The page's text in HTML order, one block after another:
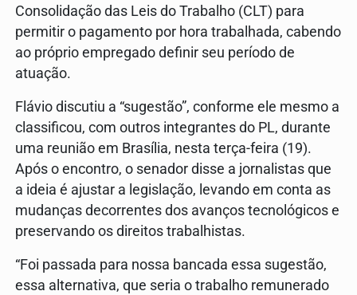
Consolidação das Leis do Trabalho (CLT) para
permitir o pagamento por hora trabalhada, cabendo
ao próprio empregado definir seu período de
atuação.
Flávio discutiu a “sugestão”, conforme ele mesmo a
classificou, com outros integrantes do PL, durante
uma reunião em Brasília, nesta terça-feira (19).
Após o encontro, o senador disse a jornalistas que
a ideia é ajustar a legislação, levando em conta as
mudanças decorrentes dos avanços tecnológicos e
preservando os direitos trabalhistas.
“Foi passada para nossa bancada essa sugestão,
essa alternativa, que seria o trabalho remunerado